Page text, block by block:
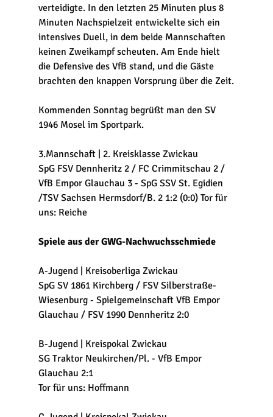
verteidigte. In den letzten 25 Minuten plus 8
Minuten Nachspielzeit entwickelte sich ein
intensives Duell, in dem beide Mannschaften
keinen Zweikampf scheuten. Am Ende hielt
die Defensive des VfB stand, und die Gäste
brachten den knappen Vorsprung über die Zeit.
Kommenden Sonntag begrüßt man den SV
1946 Mosel im Sportpark.
3.Mannschaft | 2. Kreisklasse Zwickau
SpG FSV Dennheritz 2 / FC Crimmitschau 2 /
VfB Empor Glauchau 3 - SpG SSV St. Egidien
/TSV Sachsen Hermsdorf/B. 2 1:2 (0:0) Tor für
uns: Reiche
Spiele aus der GWG-Nachwuchsschmiede
A-Jugend | Kreisoberliga Zwickau
SpG SV 1861 Kirchberg / FSV Silberstraße-
Wiesenburg - Spielgemeinschaft VfB Empor
Glauchau / FSV 1990 Dennheritz 2:0
B-Jugend | Kreispokal Zwickau
SG Traktor Neukirchen/Pl. - VfB Empor
Glauchau 2:1
Tor für uns: Hoffmann